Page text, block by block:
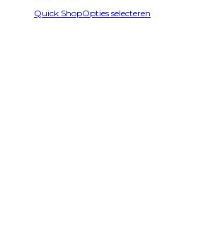
Quick ShopOpties selecteren